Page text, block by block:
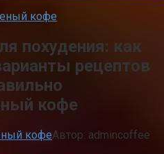
кофе
похудения: как
рецептов
кофе
кофеАвтор: admincoffee